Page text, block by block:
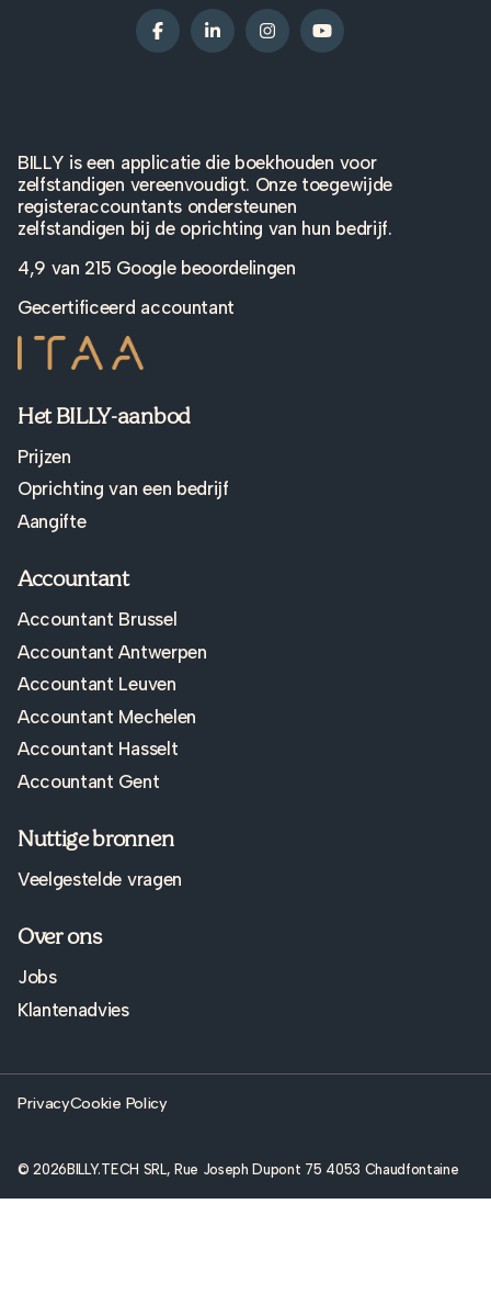
BILLY is een applicatie die boekhouden voor
zelfstandigen vereenvoudigt. Onze toegewijde
registeraccountants ondersteunen
zelfstandigen bij de oprichting van hun bedrijf.
4,9 van 215 Google beoordelingen
Gecertificeerd accountant
Het BILLY-aanbod
Prijzen
Oprichting van een bedrijf
Aangifte
Accountant
Accountant Brussel
Accountant Antwerpen
Accountant Leuven
Accountant Mechelen
Accountant Hasselt
Accountant Gent
Nuttige bronnen
Veelgestelde vragen
Over ons
Jobs
Klantenadvies
© 2026 BILLY.TECH SRL, Rue Joseph Dupont 75 4053 Chaudfontaine
PrivacyCookie Policy